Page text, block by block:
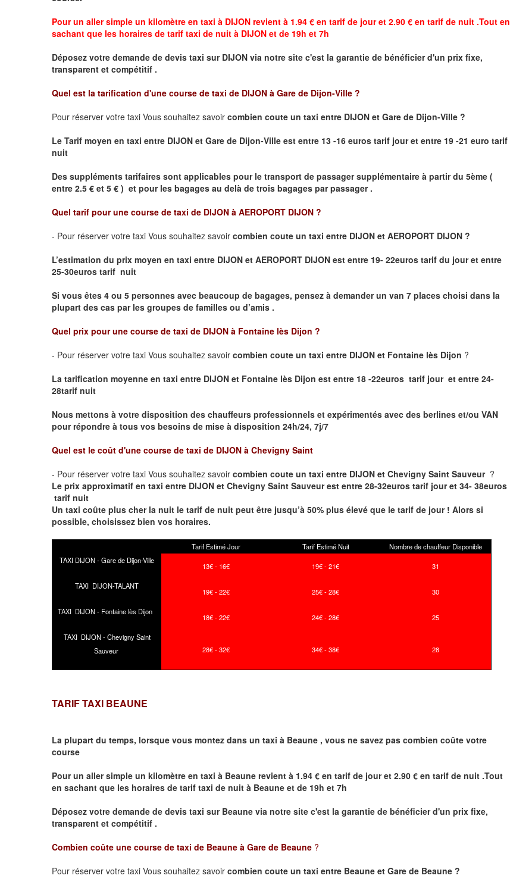
Pour un aller simple un kilomètre en taxi à DIJON revient à 1.94 € en tarif de jour et 2.90 € en tarif de nuit .Tout en
sachant que les horaires de tarif taxi de nuit à DIJON et de 19h et 7h
Déposez votre demande de devis taxi sur DIJON via notre site c'est la garantie de bénéficier d'un prix fixe,
transparent et compétitif .
Quel est la tarification d'une course de taxi de DIJON à Gare de Dijon-Ville ?
Pour réserver votre taxi Vous souhaitez savoir combien coute un taxi entre DIJON et Gare de Dijon-Ville ?
Le Tarif moyen en taxi entre DIJON et Gare de Dijon-Ville est entre 13 -16 euros tarif jour et entre 19 -21 euro tarif
nuit
Des suppléments tarifaires sont applicables pour le transport de passager supplémentaire à partir du 5ème (
entre 2.5 € et 5 € ) et pour les bagages au delà de trois bagages par passager .
Quel tarif pour une course de taxi de DIJON à AEROPORT DIJON ?
- Pour réserver votre taxi Vous souhaitez savoir combien coute un taxi entre DIJON et AEROPORT DIJON ?
L’estimation du prix moyen en taxi entre DIJON et AEROPORT DIJON est entre 19- 22euros tarif du jour et entre
25-30euros tarif nuit
Si vous êtes 4 ou 5 personnes avec beaucoup de bagages, pensez à demander un van 7 places choisi dans la
plupart des cas par les groupes de familles ou d’amis .
Quel prix pour une course de taxi de DIJON à Fontaine lès Dijon ?
- Pour réserver votre taxi Vous souhaitez savoir combien coute un taxi entre DIJON et Fontaine lès Dijon ?
La tarification moyenne en taxi entre DIJON et Fontaine lès Dijon est entre 18 -22euros tarif jour et entre 24-
28tarif nuit
Nous mettons à votre disposition des chauffeurs professionnels et expérimentés avec des berlines et/ou VAN
pour répondre à tous vos besoins de mise à disposition 24h/24, 7j/7
Quel est le coût d'une course de taxi de DIJON à Chevigny Saint
- Pour réserver votre taxi Vous souhaitez savoir combien coute un taxi entre DIJON et Chevigny Saint Sauveur ?
Le prix approximatif en taxi entre DIJON et Chevigny Saint Sauveur est entre 28-32euros tarif jour et 34- 38euros
tarif nuit
Un taxi coûte plus cher la nuit le tarif de nuit peut être jusqu’à 50% plus élevé que le tarif de jour ! Alors si
possible, choisissez bien vos horaires.
Tarif Estimé Jour Tarif Estimé Nuit
Nombre de chauffeur Disponible
TAXI DIJON - Gare de Dijon-Ville
13€ - 16€ 19€ - 21€ 31
TAXI DIJON-TALANT
19€ - 22€ 25€ - 28€ 30
TAXI DIJON - Fontaine lès Dijon
18€ - 22€ 24€ - 28€ 25
TAXI DIJON - Chevigny Saint
Sauveur
28€ - 32€ 34€ - 38€ 28
TARIF TAXI BEAUNE
La plupart du temps, lorsque vous montez dans un taxi à Beaune , vous ne savez pas combien coûte votre
course
Pour un aller simple un kilomètre en taxi à Beaune revient à 1.94 € en tarif de jour et 2.90 € en tarif de nuit .Tout
en sachant que les horaires de tarif taxi de nuit à Beaune et de 19h et 7h
Déposez votre demande de devis taxi sur Beaune via notre site c'est la garantie de bénéficier d'un prix fixe,
transparent et compétitif .
Combien coûte une course de taxi de Beaune à Gare de Beaune ?
Pour réserver votre taxi Vous souhaitez savoir combien coute un taxi entre Beaune et Gare de Beaune ?